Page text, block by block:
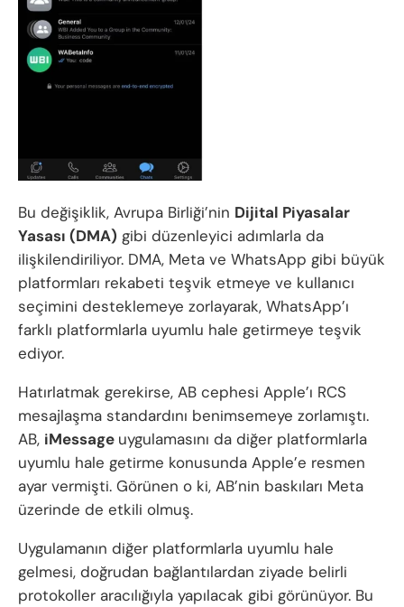
Bu değişiklik, Avrupa Birliği’nin Dijital Piyasalar
Yasası (DMA) gibi düzenleyici adımlarla da
ilişkilendiriliyor. DMA, Meta ve WhatsApp gibi büyük
platformları rekabeti teşvik etmeye ve kullanıcı
seçimini desteklemeye zorlayarak, WhatsApp’ı
farklı platformlarla uyumlu hale getirmeye teşvik
ediyor.
Hatırlatmak gerekirse, AB cephesi Apple’ı RCS
mesajlaşma standardını benimsemeye zorlamıştı.
AB, iMessage uygulamasını da diğer platformlarla
uyumlu hale getirme konusunda Apple’e resmen
ayar vermişti. Görünen o ki, AB’nin baskıları Meta
üzerinde de etkili olmuş.
Uygulamanın diğer platformlarla uyumlu hale
gelmesi, doğrudan bağlantılardan ziyade belirli
protokoller aracılığıyla yapılacak gibi görünüyor. Bu